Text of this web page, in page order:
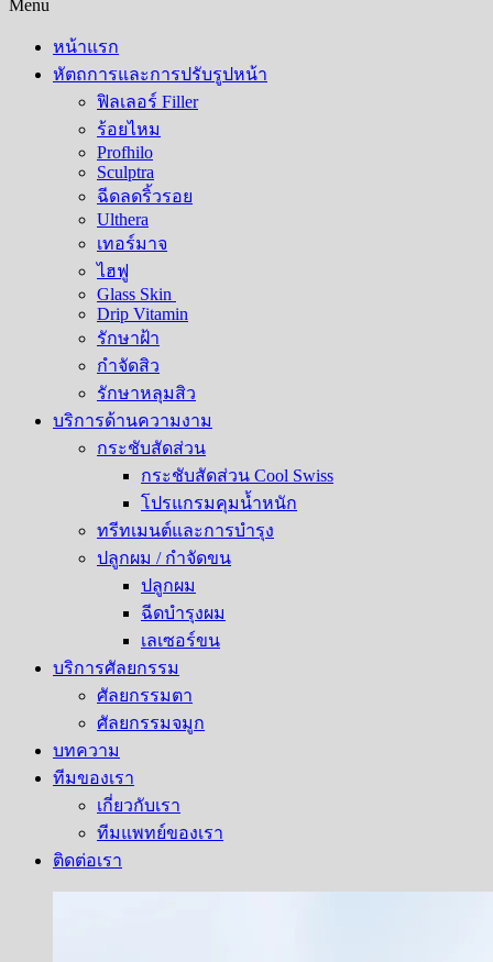
Menu
หน้าแรก
หัตถการและการปรับรูปหน้า
ฟิลเลอร์ Filler
ร้อยไหม
Profhilo
Sculptra
ฉีดลดริ้วรอย
Ulthera
เทอร์มาจ
ไฮฟู
Glass Skin
Drip Vitamin
รักษาฝ้า
กำจัดสิว
รักษาหลุมสิว​
บริการด้านความงาม
กระชับสัดส่วน
กระชับสัดส่วน Cool Swiss
โปรแกรมคุมน้ำหนัก
ทรีทเมนต์และการบำรุง
ปลูกผม / กำจัดขน
ปลูกผม
ฉีดบำรุงผม
เลเซอร์ขน
บริการศัลยกรรม
ศัลยกรรมตา
ศัลยกรรมจมูก
บทความ
ทีมของเรา
เกี่ยวกับเรา
ทีมแพทย์ของเรา
ติดต่อเรา